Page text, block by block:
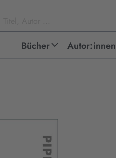
Bücher Autor:innen